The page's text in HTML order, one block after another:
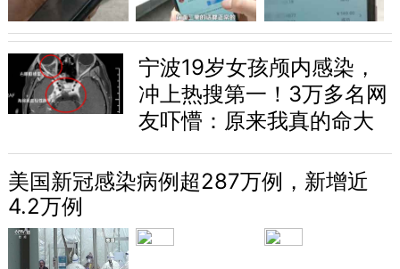
宁波19岁女孩颅内感染，
冲上热搜第一！3万多名网
友吓懵：原来我真的命大
美国新冠感染病例超287万例，新增近
4.2万例